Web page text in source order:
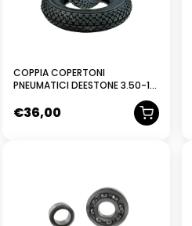
COPPIA COPERTONI
PNEUMATICI DEESTONE 3.50-10
OMOLOGATO VESPA
€36,00